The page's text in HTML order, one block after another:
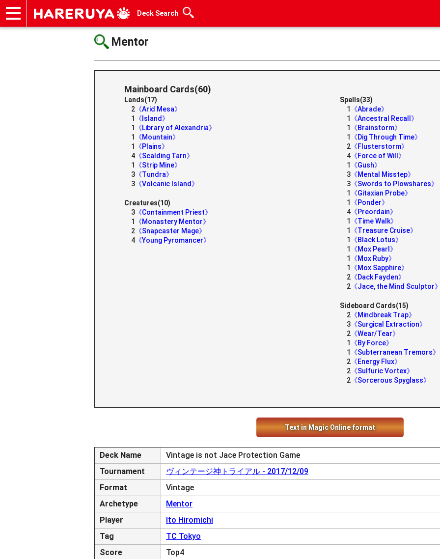
Deck Search
Mentor
Mainboard Cards(60)
Lands(17)
2 《Arid Mesa》
1
《Island》
1
《Library of Alexandria》
1
《Mountain》
1
《Plains》
4 《Scalding Tarn》
1
《Strip Mine》
3 《Tundra》
3 《Volcanic Island》
Creatures(10)
3 《Containment Priest》
1
《Monastery Mentor》
2 《Snapcaster Mage》
4 《Young Pyromancer》
Spells(33)
1
《Abrade》
1
《Ancestral Recall》
1
《Brainstorm》
1
《Dig Through Time》
2 《Flusterstorm》
4 《Force of Will》
1
《Gush》
3 《Mental Misstep》
3 《Swords to Plowshares》
1
《Gitaxian Probe》
1
《Ponder》
4 《Preordain》
1
《Time Walk》
1
《Treasure Cruise》
1
《Black Lotus》
1
《Mox Pearl》
1
《Mox Ruby》
1
《Mox Sapphire》
2 《Dack Fayden》
2 《Jace, the Mind Sculptor
Sideboard Cards(15)
2 《Mindbreak Trap》
3 《Surgical Extraction》
2 《Wear/Tear》
1
《By Force》
1
《Subterranean Tremors》
2 《Energy Flux》
2 《Sulfuric Vortex》
2 《Sorcerous Spyglass》
Text in Magic Online format
Deck Name
Vintage is not Jace Protection Game
Tournament
ヴィンテージ神トライアル - 2017/12/09
Format
Vintage
Archetype
Mentor
Player
Ito Hiromichi
Tag
TC Tokyo
Score
Top4